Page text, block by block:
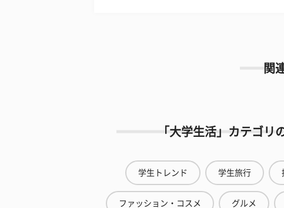
関
「大学生活」カテゴリ
学生トレンド 学生旅行
ファッション・コスメ グルメ